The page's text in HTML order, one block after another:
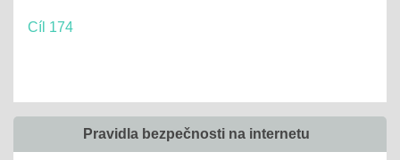
Cíl 174
Pravidla bezpečnosti na internetu